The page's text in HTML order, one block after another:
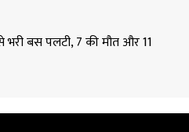
भरी बस पलटी, 7 की मौत और 11